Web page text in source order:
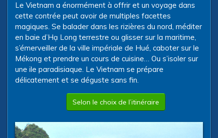
Le Vietnam a énormément à offrir et un voyage dans
cette contrée peut avoir de multiples facettes
magiques. Se balader dans les rizières du nord, méditer
en baie d’Hạ Long terrestre ou glisser sur la maritime,
s’émerveiller de la ville impériale de Hué, caboter sur le
Mékong et prendre un cours de cuisine… Ou s’isoler sur
une ile paradisiaque. Le Vietnam se prépare
délicatement et se déguste sans fin.
Selon le choix de l’itinéraire